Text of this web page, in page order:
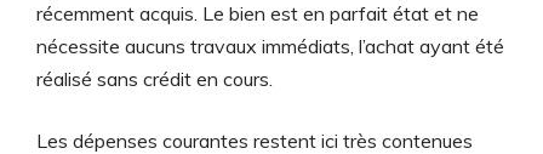
récemment acquis. Le bien est en parfait état et ne
nécessite aucuns travaux immédiats, l’achat ayant été
réalisé sans crédit en cours.
Les dépenses courantes restent ici très contenues